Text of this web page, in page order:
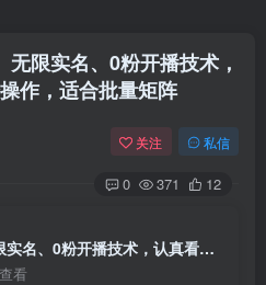
限实名、0粉开播技术，
作，适合批量矩阵
关注 私信
0 371 12
8月最新抖音无限注册、无限实名、0粉开播技术，认真看完现场就能开始操作，适合批量矩阵
看